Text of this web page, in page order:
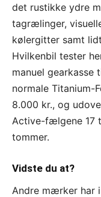
det rustikke ydre
tagrælinger,
kølergitter samt
Hvilkenbil tester
manuel gearkasse
normale Titanium-
8.000 kr., og
Active-fælgene 17
tommer.
Vidste du at?
Andre mærker har